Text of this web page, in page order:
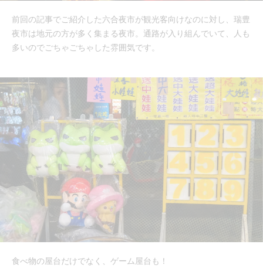
前回の記事でご紹介した六合夜市が観光客向けなのに対し、瑞豊
夜市は地元の方が多く集まる夜市。通路が入り組んでいて、人も
多いのでごちゃごちゃした雰囲気です。
食べ物の屋台だけでなく、ゲーム屋台も！